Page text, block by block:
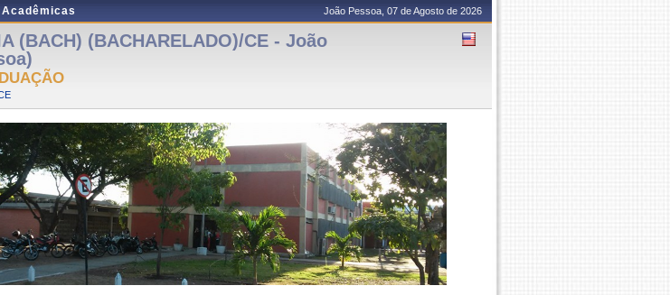
João Pessoa, 07 de Agosto de 2026
(BACH) (BACHARELADO)/CE - João